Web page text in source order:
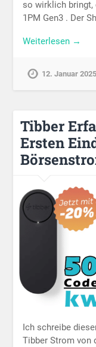
so wirklich bringt,
1PM Gen3 . Der
Weiterlesen →
12. Januar 2025
Tibber
Ersten
Ich schreibe
Tibber Strom von